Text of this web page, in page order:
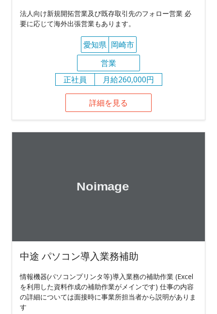
法人向け新規開拓営業及び既存取引先のフォロー営業 必
要に応じて海外出張営業もあります。
愛知県 岡崎市
営業
正社員
月給260,000円
詳細を見る
中途 パソコン導入業務補助
情報機器(パソコンプリンタ等)導入業務の補助作業 (Excel
を利用した資料作成の補助作業がメインです) 仕事の内容
の詳細については面接時に事業所担当者から説明がありま
す